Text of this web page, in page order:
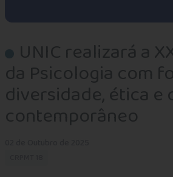
UNIC realizará a
da Psicologia com
diversidade, ética e
contemporâneo